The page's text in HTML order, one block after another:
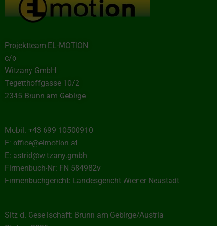
Projektteam EL-MOTION
c/o
Witzany GmbH
Tegetthoffgasse 10/2
2345 Brunn am Gebirge
Mobil: +43 699 10500910
E: office@elmotion.at
E: astrid@witzany.gmbh
Firmenbuch-Nr: FN 584982v
Firmenbuchgericht: Landesgericht Wiener Neustadt
Sitz d. Gesellschaft: Brunn am Gebirge/Austria